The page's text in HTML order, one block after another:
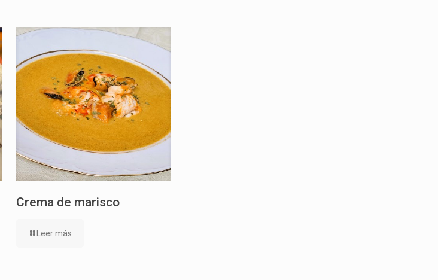
Crema de marisco
Leer más